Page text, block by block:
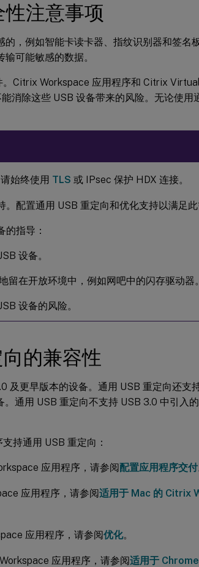
注意事项
的，例如智能卡读卡器、指纹识别器和签名
输可能敏感的数据。
。Citrix Workspace 应用程序和 Citrix
消除这些 USB 设备带来的风险。无论使用
始终使用 TLS 或 IPsec 保护 HDX 连接。
配置通用 USB 重定向和优化支持以满足此
的指导：
设备。
留在开放环境中，例如网吧中的闪存驱动器。
设备的风险。
的兼容性
及更早版本的设备。通用 USB 重定向还支
通用 USB 重定向不支持 USB 3.0 中引入
持通用 USB 重定向：
应用程序，请参阅配置应用程序交付
应用程序，请参阅适用于 Mac 的 Citrix
应用程序，请参阅优化。
应用程序，请参阅适用于